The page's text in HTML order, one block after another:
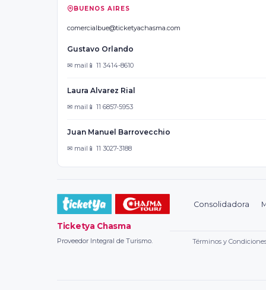
BUENOS AIRES
comercialbue@ticketyachasma.com
Gustavo Orlando
✉ mail 📱 11 3414-8610
Laura Alvarez Rial
✉ mail 📱 11 6857-5953
Juan Manuel Barrovecchio
✉ mail 📱 11 3027-3188
Ticketya Chasma
Proveedor Integral de Turismo.
Consolidadora
Términos y